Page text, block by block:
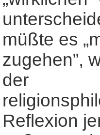
müßte es
zugehen”,
der
Reflexion